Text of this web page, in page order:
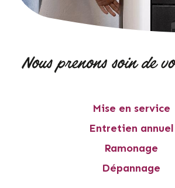
Mise en service
Entretien annuel
Ramonage
Dépannage